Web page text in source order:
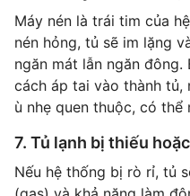
Máy nén là trái tim của
nén hỏng, tủ sẽ im lặng
ngăn mát lẫn ngăn
cách áp tai vào thành tủ,
ù nhẹ quen thuộc, có thể
7. Tủ lạnh bị thiếu
Nếu hệ thống bị rò rỉ, tủ